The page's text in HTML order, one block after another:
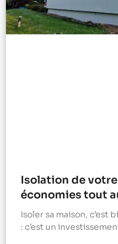
Isolation de
économies tout
Isoler sa maison, c’est
: c’est un